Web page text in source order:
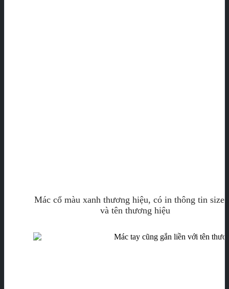
Mác cổ màu xanh thương hiệu, có in thông tin size
và tên thương hiệu